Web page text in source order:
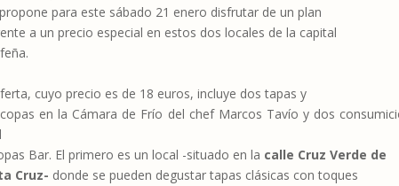
para este sábado 21 enero disfrutar de un plan
a un precio especial en estos dos locales de la capital
cuyo precio es de 18 euros, incluye dos tapas y
en la Cámara de Frío del chef Marcos Tavío y dos
Bar. El primero es un local -situado en la calle Cruz Verde de
Cruz- donde se pueden degustar tapas clásicas con toques